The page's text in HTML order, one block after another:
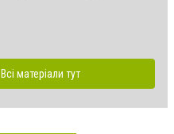
Всі матеріали тут